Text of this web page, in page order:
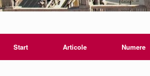
Start Articole Numere